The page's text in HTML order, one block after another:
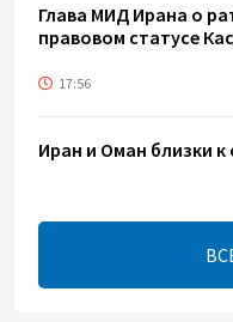
Глава МИД Ирана о
правовом статусе
17:56
Иран и Оман близки
17:46
Телефонный